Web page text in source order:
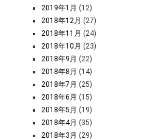
2019年1月 (12)
2018年12月 (27)
2018年11月 (24)
2018年10月 (23)
2018年9月 (22)
2018年8月 (14)
2018年7月 (25)
2018年6月 (15)
2018年5月 (19)
2018年4月 (35)
2018年3月 (29)